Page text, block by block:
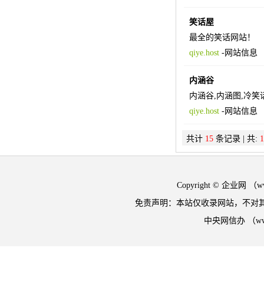
笑话屋
最全的笑话网站！
qiye.host-网站信息
内涵谷
内涵谷,内涵图,冷笑
qiye.host-网站信息
共计 15条记录 | 共: 1
Copyright © 企业网 （
免责声明：本站仅收录网站，不对
中央网信办 （